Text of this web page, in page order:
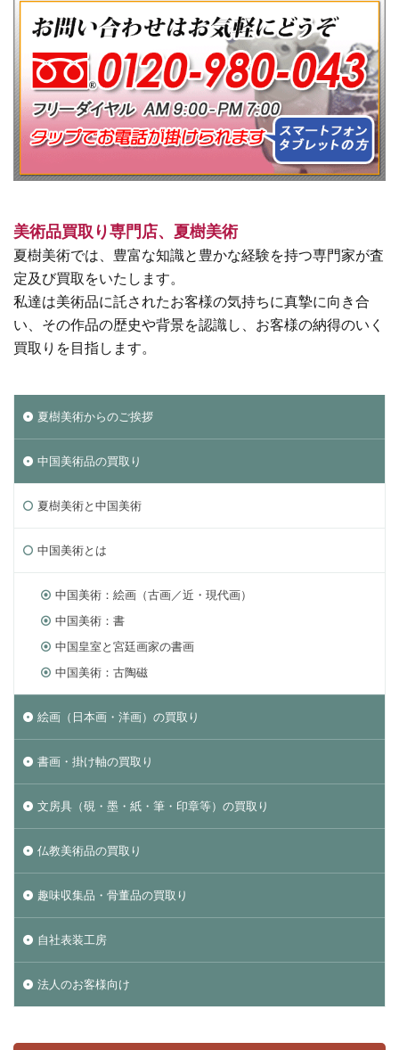
美術品買取り専門店、夏樹美術
夏樹美術では、豊富な知識と豊かな経験を持つ専門家が査
定及び買取をいたします。
私達は美術品に託されたお客様の気持ちに真摯に向き合
い、その作品の歴史や背景を認識し、お客様の納得のいく
買取りを目指します。
夏樹美術からのご挨拶
中国美術品の買取り
夏樹美術と中国美術
中国美術とは
中国美術：絵画（古画／近・現代画）
中国美術：書
中国皇室と宮廷画家の書画
中国美術：古陶磁
絵画（日本画・洋画）の買取り
書画・掛け軸の買取り
文房具（硯・墨・紙・筆・印章等）の買取り
仏教美術品の買取り
趣味収集品・骨董品の買取り
自社表装工房
法人のお客様向け